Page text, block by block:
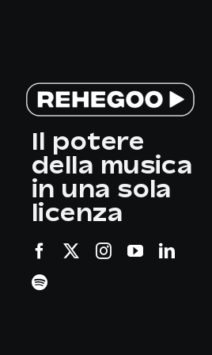
Il potere
della musica
in una sola
licenza